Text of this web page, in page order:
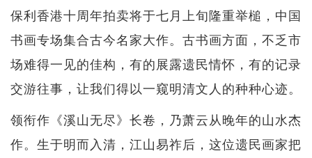
保利香港十周年拍卖将于七月上旬隆重举槌，中国
书画专场集合古今名家大作。古书画方面，不乏市
场难得一见的佳构，有的展露遗民情怀，有的记录
交游往事，让我们得以一窥明清文人的种种心迹。
领衔作《溪山无尽》长卷，乃萧云从晚年的山水杰
作。生于明而入清，江山易祚后，这位遗民画家把